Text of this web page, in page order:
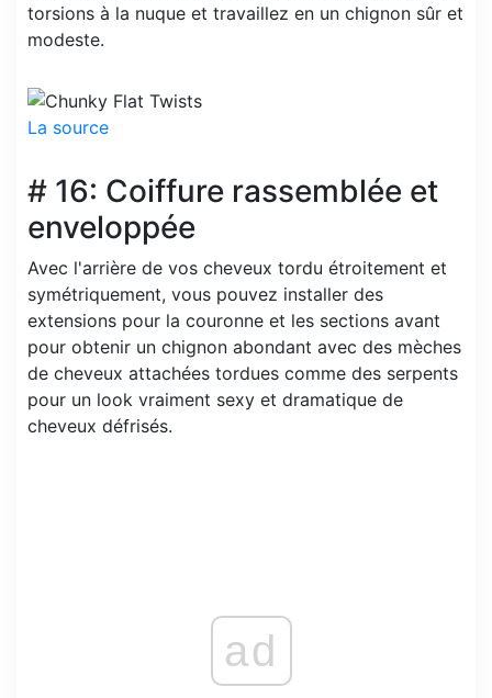
torsions à la nuque et travaillez en un chignon sûr et
modeste.
La source
# 16: Coiffure rassemblée et
enveloppée
Avec l'arrière de vos cheveux tordu étroitement et
symétriquement, vous pouvez installer des
extensions pour la couronne et les sections avant
pour obtenir un chignon abondant avec des mèches
de cheveux attachées tordues comme des serpents
pour un look vraiment sexy et dramatique de
cheveux défrisés.
ad